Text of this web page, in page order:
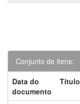
Conjunto de itens:
Data do
documento
Título